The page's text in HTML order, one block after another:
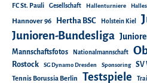
FC St. Pauli Gesellschaft Hallenturniere
Hannover 96 Hertha BSC Holstein Kiel
Junioren-Bundesliga
Mannschaftsfotos
Nationalmannschaft
Rostock SG Dynamo Dresden Sponsoring SV
Tennis Borussia Berlin Testspiele